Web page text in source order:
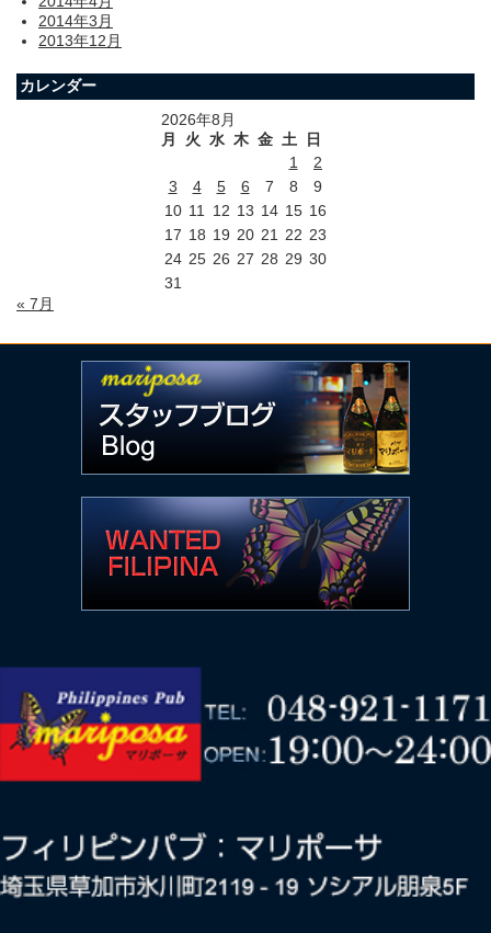
2014年3月
2013年12月
カレンダー
2026年8月
月
火 水 木 金 土
日
1
2
3
4 5 6 7 8
9
10 11 12 13 14 15 16
17 18 19 20 21 22 23
24 25 26 27 28 29 30
31
« 7月